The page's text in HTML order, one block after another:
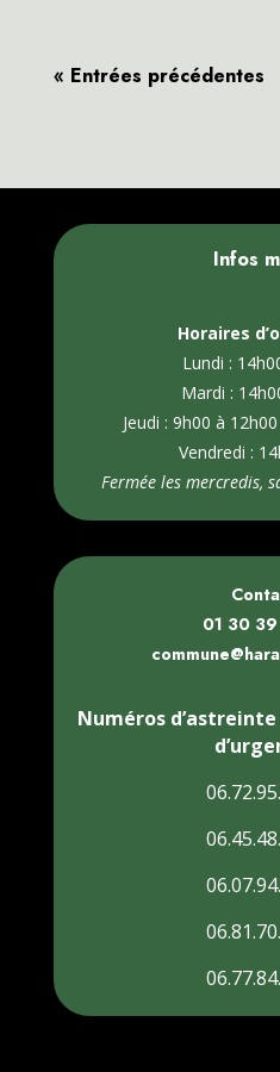
« Entrées précédentes
Infos
Horaires
Lundi :
Mardi :
Jeudi : 9h00 à
Vendredi :
Fermée les mercredis,
01 30
Numéros